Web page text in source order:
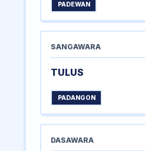
PADEWAN
SANGAWARA
TULUS
PADANGON
DASAWARA